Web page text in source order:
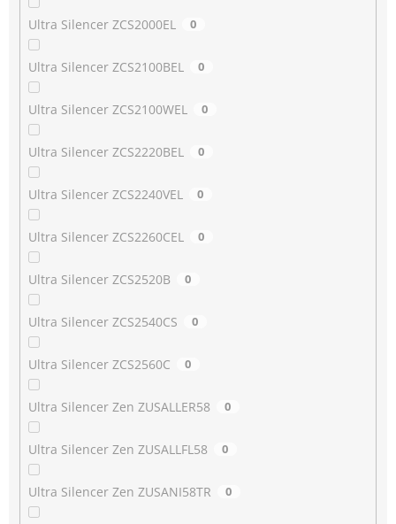
Ultra Silencer ZCS2000EL 0
Ultra Silencer ZCS2100BEL 0
Ultra Silencer ZCS2100WEL 0
Ultra Silencer ZCS2220BEL 0
Ultra Silencer ZCS2240VEL 0
Ultra Silencer ZCS2260CEL 0
Ultra Silencer ZCS2520B 0
Ultra Silencer ZCS2540CS 0
Ultra Silencer ZCS2560C 0
Ultra Silencer Zen ZUSALLER58 0
Ultra Silencer Zen ZUSALLFL58 0
Ultra Silencer Zen ZUSANI58TR 0